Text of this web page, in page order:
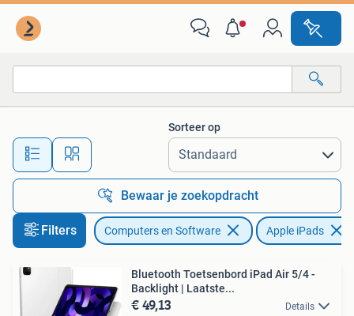
Alle afstanden…
Sorteer op
Bewaar je zoekopdracht
Filters Computers en Software Apple iPads
Bluetooth Toetsenbord iPad Air 5/4 -
Backlight | Laatste...
€ 49,13 Details